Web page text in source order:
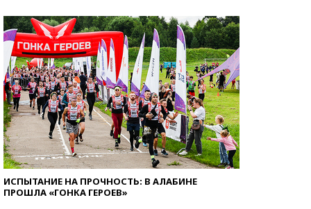
ИСПЫТАНИЕ НА ПРОЧНОСТЬ: В АЛАБИНЕ
ПРОШЛА «ГОНКА ГЕРОЕВ»